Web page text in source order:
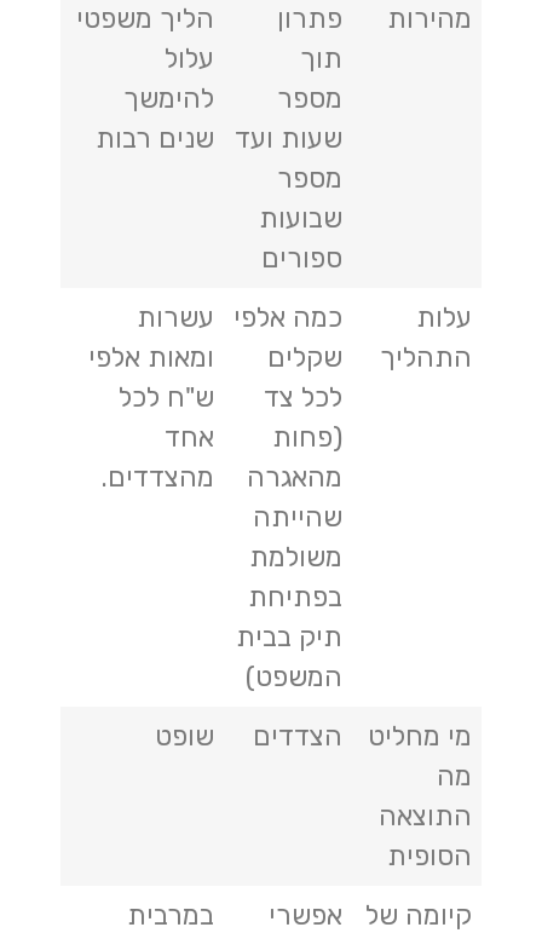
מהירות
פתרון
תוך
מספר
שעות ועד
מספר
שבועות
ספורים
הליך משפטי
עלול
להימשך
שנים רבות
עלות
התהליך
כמה אלפי
שקלים
לכל צד
(פחות
מהאגרה
שהייתה
משולמת
בפתיחת
תיק בבית
המשפט)
עשרות
ומאות אלפי
ש"ח לכל
אחד
מהצדדים.
מי מחליט
מה
התוצאה
הסופית
הצדדים שופט
קיומה של
אפשרי
במרבית